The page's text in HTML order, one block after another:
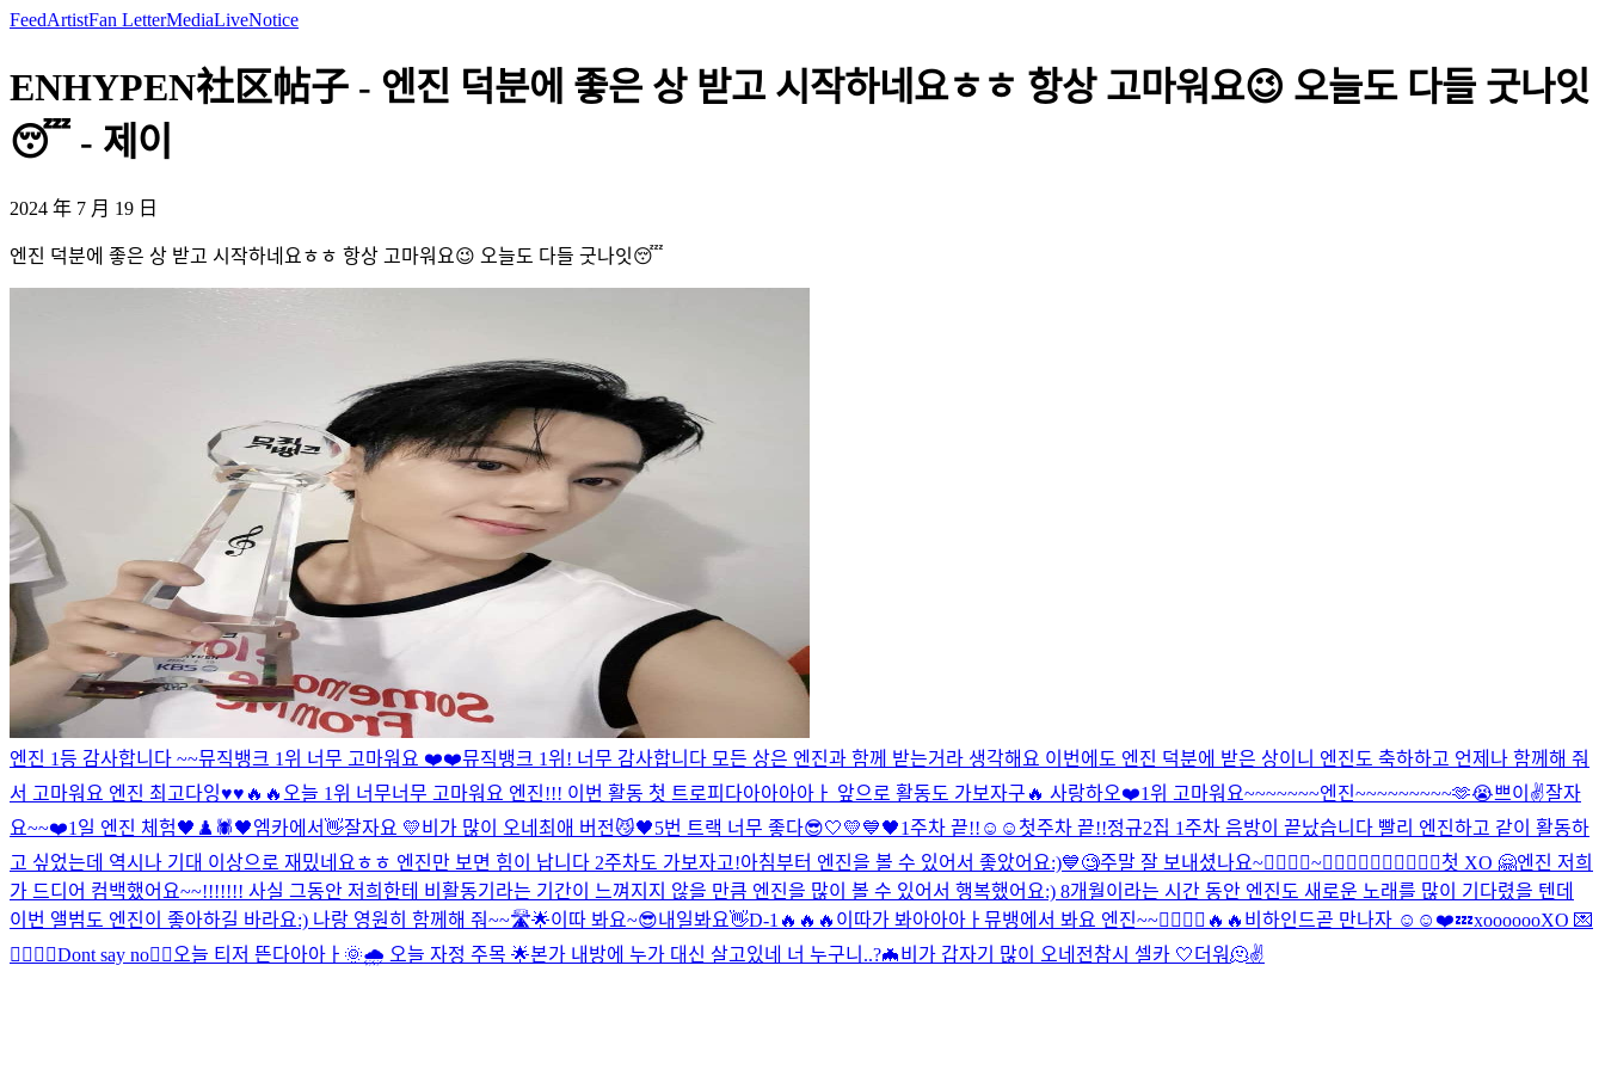
FeedArtistFan LetterMediaLiveNotice
ENHYPEN社区帖子 - 엔진 덕분에 좋은 상 받고 시작하네요ㅎㅎ 항상 고마워요😉 오늘도 다들 굿나잇
😴 - 제이
2024 年 7 月 19 日
엔진 덕분에 좋은 상 받고 시작하네요ㅎㅎ 항상 고마워요😉 오늘도 다들 굿나잇😴
엔진 1등 감사합니다 ~~뮤직뱅크 1위 너무 고마워요 ❤️❤️뮤직뱅크 1위! 너무 감사합니다 모든 상은 엔진과 함께 받는거라 생각해요 이번에도 엔진 덕분에 받은 상이니 엔진도 축하하고 언제나 함께해 줘
서 고마워요 엔진 최고다잉♥️♥️🔥🔥 오늘 1위 너무너무 고마워요 엔진!!! 이번 활동 첫 트로피다아아아아ㅏ 앞으로 활동도 가보자구🔥 사랑하오❤️1위 고마워요~~~~~~~엔진~~~~~~~~~🫶😭쁘이✌️잘자
요~~❤️1일 엔진 체험🖤♟️🕷🖤엠카에서👋잘자요 💛비가 많이 오네 최애 버전😼🖤5번 트랙 너무 좋다😎🤍💛💙🖤1주차 끝!!☺️☺️ 첫주차 끝!!정규2집 1주차 음방이 끝났습니다 빨리 엔진하고 같이 활동하
고 싶었는데 역시나 기대 이상으로 재밌네요ㅎㅎ 엔진만 보면 힘이 납니다 2주차도 가보자고!아침부터 엔진을 볼 수 있어서 좋았어요:)💙🧐주말 잘 보내셨나요~🙅‍♂️🙆‍♂️~🙆‍♂️🙆‍♂️🙆‍♂️🙆‍♂️🙆‍♂️첫 XO 🤗엔진 저희
가 드디어 컴백했어요~~!!!!!!! 사실 그동안 저희한테 비활동기라는 기간이 느껴지지 않을 만큼 엔진을 많이 볼 수 있어서 행복했어요:) 8개월이라는 시간 동안 엔진도 새로운 노래를 많이 기다렸을 텐데
이번 앨범도 엔진이 좋아하길 바라요:) 나랑 영원히 함께해 줘~~🛣🌟이따 봐요~😎내일봐요👋D-1🔥🔥🔥 이따가 봐아아아ㅏ 뮤뱅에서 봐요 엔진~~🙋‍♂️🙋‍♂️ 🔥🔥 비하인드곧 만나자 ☺️☺️❤️💤xooooooXO 💌
🙅‍♂️🙆‍♂️Dont say no🙂‍↔️ 오늘 티저 뜬다아아ㅏ 🌞🌧 오늘 자정 주목 🌟본가 내방에 누가 대신 살고있네 너 누구니..?🦇비가 갑자기 많이 오네 전참시 셀카 🤍더워🫠✌️